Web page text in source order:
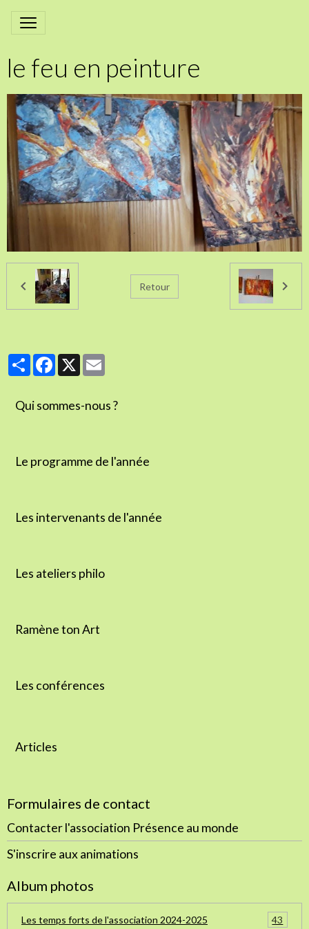
le feu en peinture
Retour
PartagerFacebook
X
Qui sommes-nous ?
Le programme de l'année
Les intervenants de l'année
Les ateliers philo
Ramène ton Art
Les conférences
Articles
Formulaires de contact
Contacter l'association Présence au monde
S'inscrire aux animations
Album photos
Les temps forts de l'association 2024-2025 43